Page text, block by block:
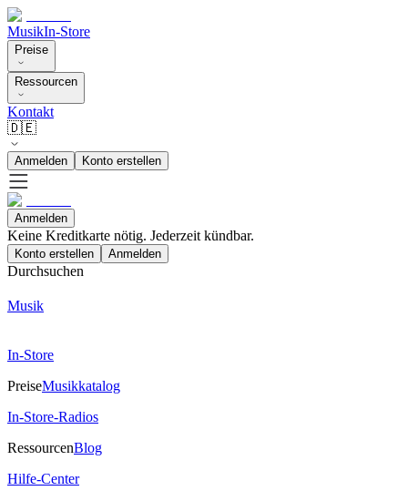
MusikIn-Store
Preise
Ressourcen
Kontakt
🇩🇪
Anmelden Konto erstellen
Anmelden
Keine Kreditkarte nötig. Jederzeit kündbar.
Konto erstellen Anmelden
Durchsuchen
Musik
In-Store
PreiseMusikkatalog
In-Store-Radios
RessourcenBlog
Hilfe-Center